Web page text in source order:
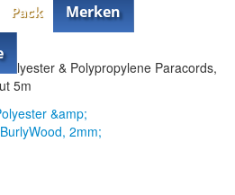
Pack Merken
& Polypropylene Paracords,
5m